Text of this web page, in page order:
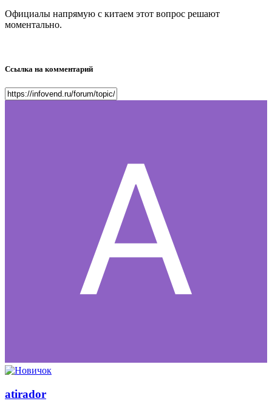
Официалы напрямую с китаем этот вопрос решают
моментально.
Ссылка на комментарий
atirador